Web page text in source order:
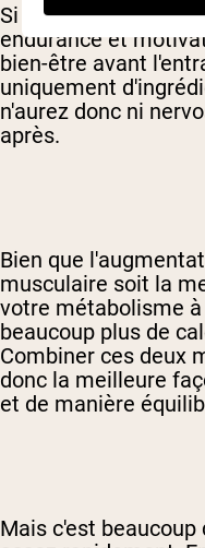
Si vous avez besoin
endurance et
bien-être avant
uniquement
n'aurez donc ni
après.
Bien que
musculaire soit la
votre métabolisme
beaucoup plus de
Combiner ces deux
donc la meilleure
et de manière
Mais c'est